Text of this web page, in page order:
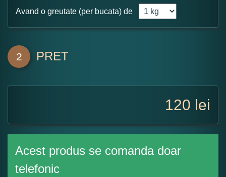
Avand o greutate (per bucata) de
2 PRET
120 lei
Acest produs se comanda doar
telefonic